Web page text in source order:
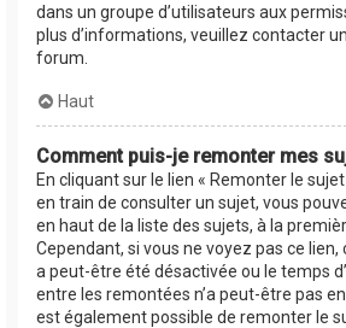
dans un groupe d’utilisateurs aux
plus d’informations, veuillez contacter
forum.
Haut
Comment puis-je remonter mes
En cliquant sur le lien « Remonter le
en train de consulter un sujet, vous
en haut de la liste des sujets, à la
Cependant, si vous ne voyez pas ce
a peut-être été désactivée ou le temps
entre les remontées n’a peut-être pas
est également possible de remonter le